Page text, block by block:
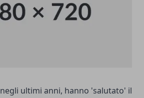
negli ultimi anni, hanno 'salutato' il